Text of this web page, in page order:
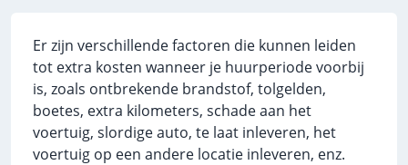
Er zijn verschillende factoren die kunnen leiden
tot extra kosten wanneer je huurperiode voorbij
is, zoals ontbrekende brandstof, tolgelden,
boetes, extra kilometers, schade aan het
voertuig, slordige auto, te laat inleveren, het
voertuig op een andere locatie inleveren, enz.